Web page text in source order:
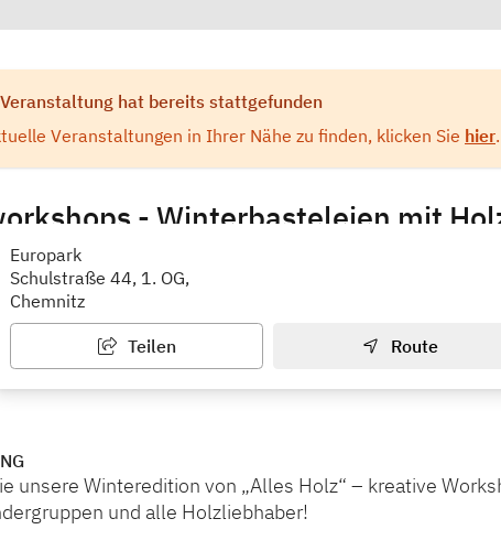
hat bereits stattgefunden
Veranstaltungen in Ihrer Nähe zu finden, klicken Sie hier.
- Winterbasteleien mit
Kindermitmachausstellung
Europark
Schulstraße 44, 1. OG,
Chemnitz
Teilen Route
unsere Winteredition von „Alles Holz“ – kreative
und alle Holzliebhaber!